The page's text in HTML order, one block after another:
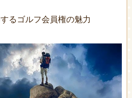
るゴルフ会員権の魅力